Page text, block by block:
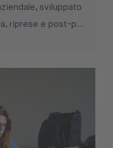
sviluppato
riprese e post-p...